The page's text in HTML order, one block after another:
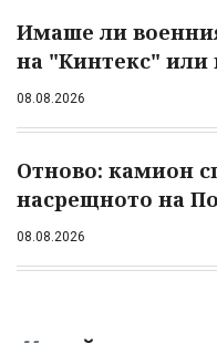
Имаше ли
на "Кинтекс" или
08.08.2026
Отново: камион
насрещното на
08.08.2026